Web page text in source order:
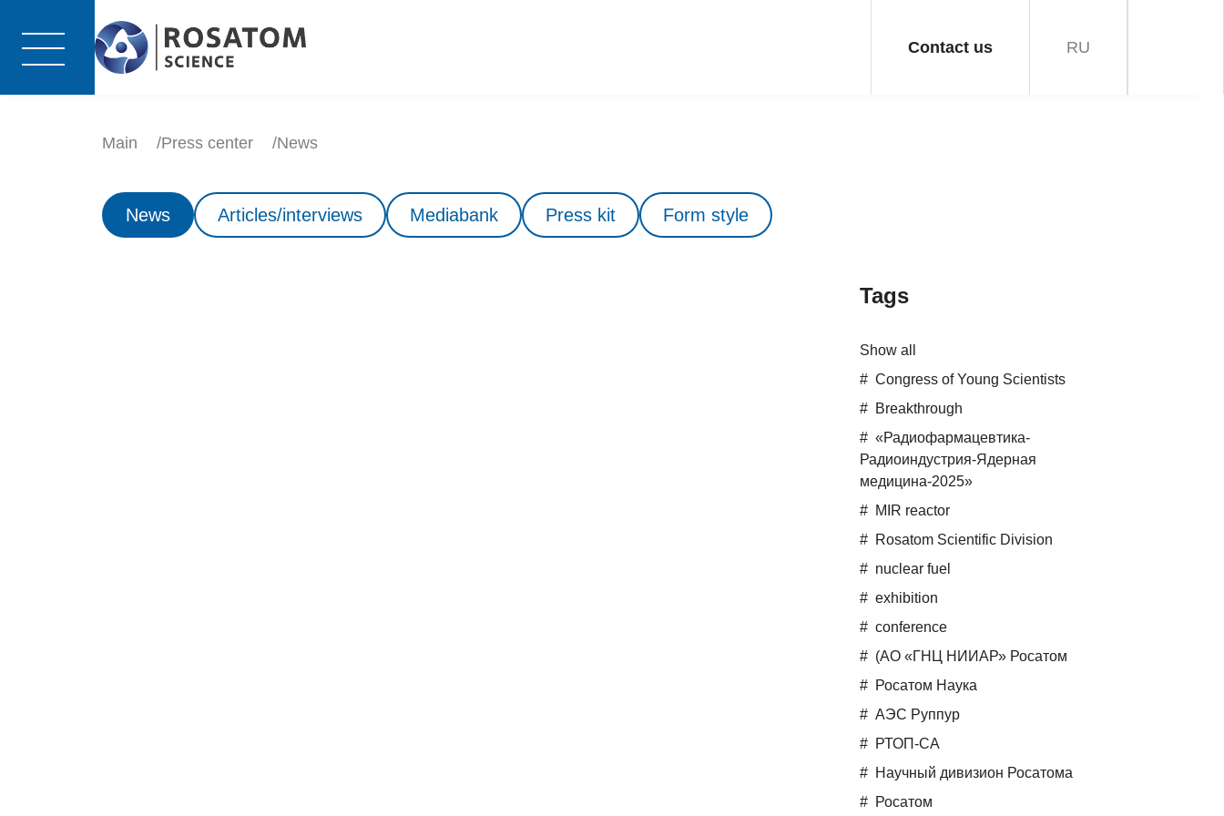
Contact us RU
Main Press center News
News Articles/interviews Mediabank Press kit Form style
Tags
Show all
Congress of Young Scientists
Breakthrough
«Радиофармацевтика-
Радиоиндустрия-Ядерная
медицина-2025»
MIR reactor
Rosatom Scientific Division
nuclear fuel
exhibition
conference
(АО «ГНЦ НИИАР» Росатом
Росатом Наука
АЭС Руппур
РТОП-СА
Научный дивизион Росатома
Росатом